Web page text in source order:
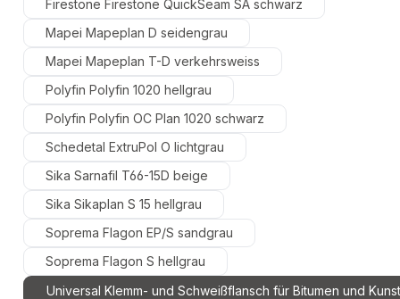
Firestone Firestone QuickSeam SA schwarz
Mapei Mapeplan D seidengrau
Mapei Mapeplan T-D verkehrsweiss
Polyfin Polyfin 1020 hellgrau
Polyfin Polyfin OC Plan 1020 schwarz
Schedetal ExtruPol O lichtgrau
Sika Sarnafil T66-15D beige
Sika Sikaplan S 15 hellgrau
Soprema Flagon EP/S sandgrau
Soprema Flagon S hellgrau
Universal Klemm- und Schweißflansch für Bitumen und